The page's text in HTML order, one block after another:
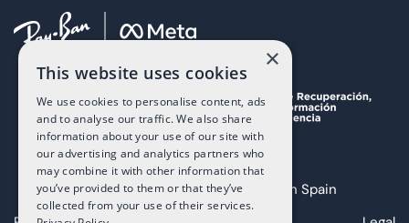
Copyright 2025 The Art of Living in Spain
×
This website uses cookies
We use cookies to personalise content, ads
and to analyse our traffic. We also share
information about your use of our site with
our advertising and analytics partners who
may combine it with other information that
you’ve provided to them or that they’ve
collected from your use of their services.